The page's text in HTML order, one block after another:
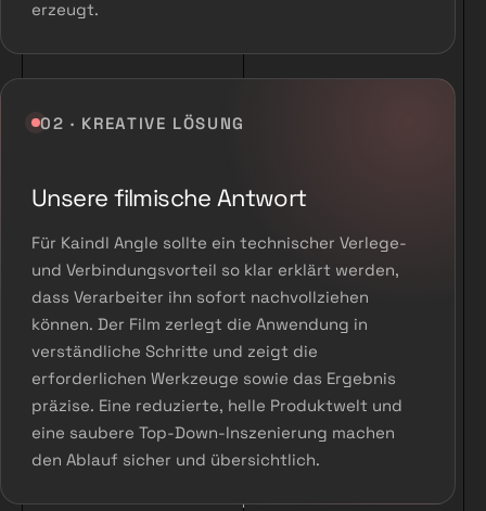
erzeugt.
02 · KREATIVE LÖSUNG
Unsere filmische Antwort
Für Kaindl Angle sollte ein technischer Verlege-
und Verbindungsvorteil so klar erklärt werden,
dass Verarbeiter ihn sofort nachvollziehen
können. Der Film zerlegt die Anwendung in
verständliche Schritte und zeigt die
erforderlichen Werkzeuge sowie das Ergebnis
präzise. Eine reduzierte, helle Produktwelt und
eine saubere Top-Down-Inszenierung machen
den Ablauf sicher und übersichtlich.